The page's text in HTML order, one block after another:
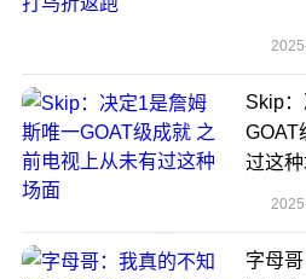
Skip
GOAT
过这
字母